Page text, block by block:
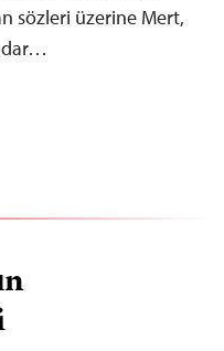
sözleri üzerine Mert,